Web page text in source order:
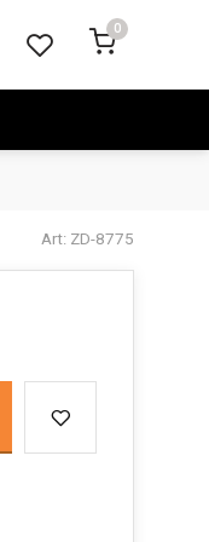
0
Art: ZD-8775